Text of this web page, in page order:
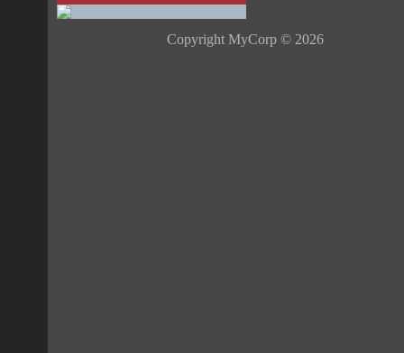
Copyright MyCorp © 2026